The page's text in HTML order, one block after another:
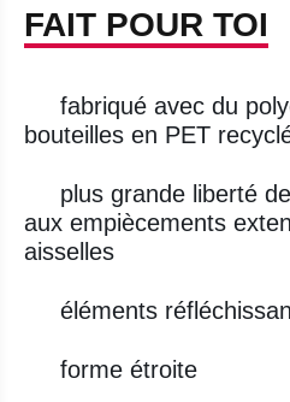
FAIT POUR TOI
fabriqué avec du
bouteilles en PET
plus grande liberté
aux empiècements
aisselles
éléments
forme étroite